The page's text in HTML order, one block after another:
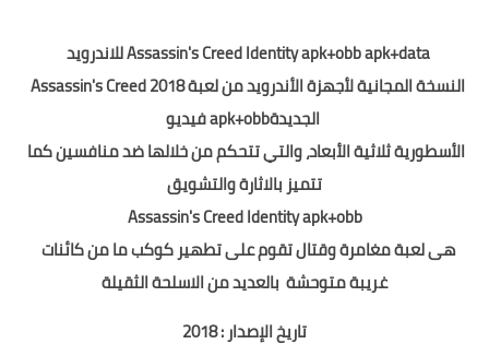
للاندرويدAssassin's Creed Identity apk+obbapk+data
Assassin's Creed 2018النسخة المجانية لأجهزة الأندرويد من لعبة
فيديوapk+obb
تتميز بالاثارةوالتشويق
Assassin's Creed Identity apk+obb
غريبةمتوحشة بالعديد من الاسلحة الثقيلة
تاريخ الإصدار : 2018